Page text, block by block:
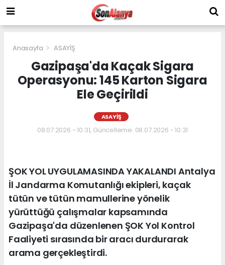
Anasayfa ASAYİŞ
Gazipaşa'da Kaçak Sigara
Operasyonu: 145 Karton Sigara
Ele Geçirildi
ASAYİŞ
08.07.2026 - 10:31, Güncelleme: 08.07.2026 - 10:31
ŞOK YOL UYGULAMASINDA YAKALANDI Antalya
İl Jandarma Komutanlığı ekipleri, kaçak
tütün ve tütün mamullerine yönelik
yürüttüğü çalışmalar kapsamında
Gazipaşa'da düzenlenen ŞOK Yol Kontrol
Faaliyeti sırasında bir aracı durdurarak
arama gerçekleştirdi.